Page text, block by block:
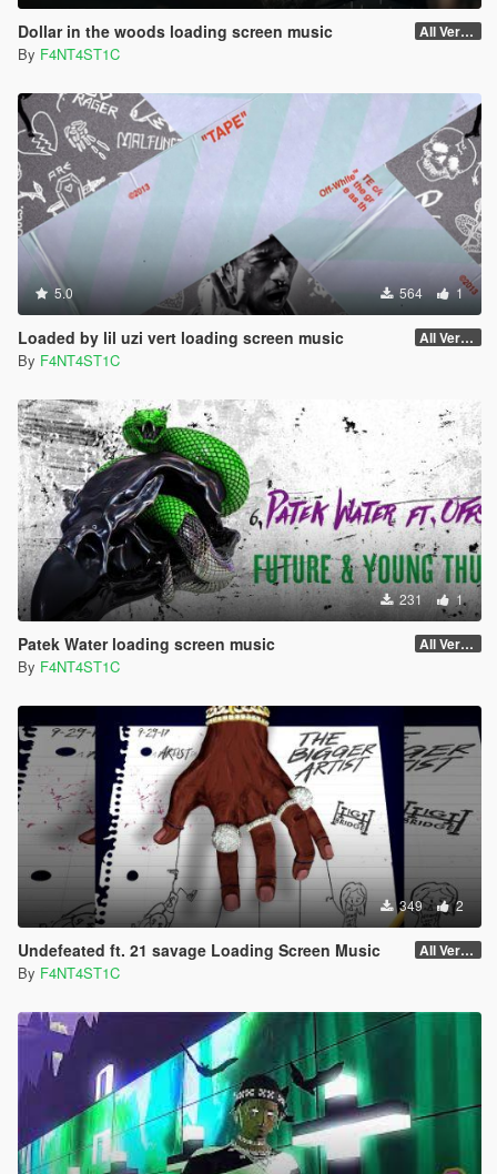
Dollar in the woods loading screen music All Versions
By F4NT4ST1C
5.0 564 1
Loaded by lil uzi vert loading screen music All Versions
By F4NT4ST1C
231 1
Patek Water loading screen music All Versions
By F4NT4ST1C
349 2
Undefeated ft. 21 savage Loading Screen Music All Versions
By F4NT4ST1C